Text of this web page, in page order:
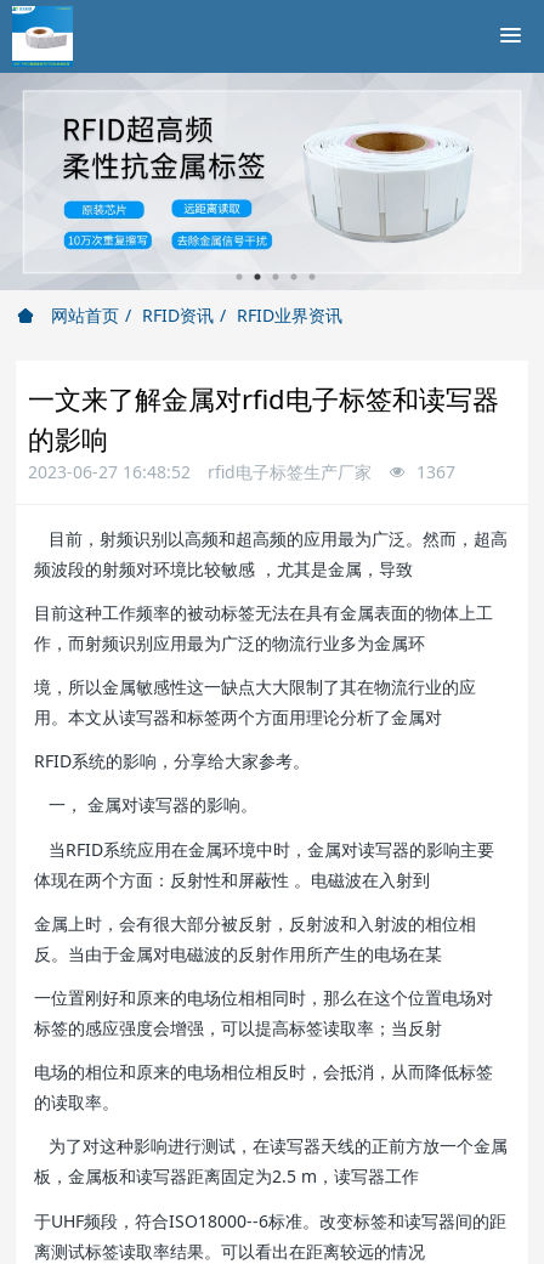
网站首页 RFID资讯 RFID业界资讯
一文来了解金属对rfid电子标签和读写器
的影响
2023-06-27 16:48:52 rfid电子标签生产厂家 1367
目前，射频识别以高频和超高频的应用最为广泛。然而，超高
频波段的射频对环境比较敏感 ，尤其是金属，导致
目前这种工作频率的被动标签无法在具有金属表面的物体上工
作，而射频识别应用最为广泛的物流行业多为金属环
境，所以金属敏感性这一缺点大大限制了其在物流行业的应
用。本文从读写器和标签两个方面用理论分析了金属对
RFID系统的影响，分享给大家参考。
一， 金属对读写器的影响。
当RFID系统应用在金属环境中时，金属对读写器的影响主要
体现在两个方面：反射性和屏蔽性 。电磁波在入射到
金属上时，会有很大部分被反射，反射波和入射波的相位相
反。当由于金属对电磁波的反射作用所产生的电场在某
一位置刚好和原来的电场位相相同时，那么在这个位置电场对
标签的感应强度会增强，可以提高标签读取率；当反射
电场的相位和原来的电场相位相反时，会抵消，从而降低标签
的读取率。
为了对这种影响进行测试，在读写器天线的正前方放一个金属
板，金属板和读写器距离固定为2.5 m，读写器工作
于UHF频段，符合ISO18000--6标准。改变标签和读写器间的距
离测试标签读取率结果。可以看出在距离较远的情况